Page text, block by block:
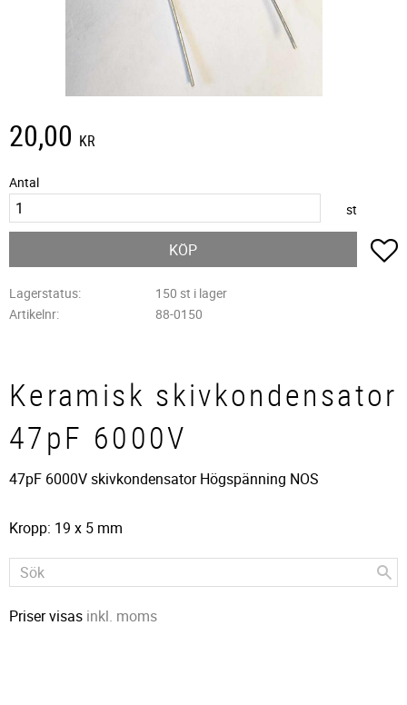
20,00 KR
Antal
st
KÖP
Lagerstatus
150 st i lager
Artikelnr
88-0150
Keramisk skivkondensator
47pF 6000V
47pF 6000V skivkondensator Högspänning NOS
Kropp: 19 x 5 mm
Priser visas inkl. moms